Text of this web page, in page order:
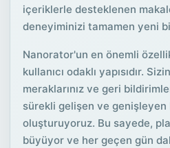
içeriklerle desteklenen
deneyiminizi tamamen yeni
Nanorator'un en önemli
kullanıcı odaklı yapısıdır.
meraklarınız ve geri
sürekli gelişen ve
oluşturuyoruz. Bu sayede,
büyüyor ve her geçen gün